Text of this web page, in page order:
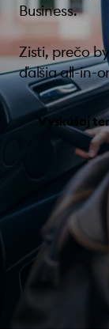
Business.
Zisti, prečo
ďalšia all-in-
Vyskúšaj